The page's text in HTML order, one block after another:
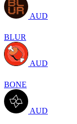
AUD
BLUR
AUD
BONE
AUD